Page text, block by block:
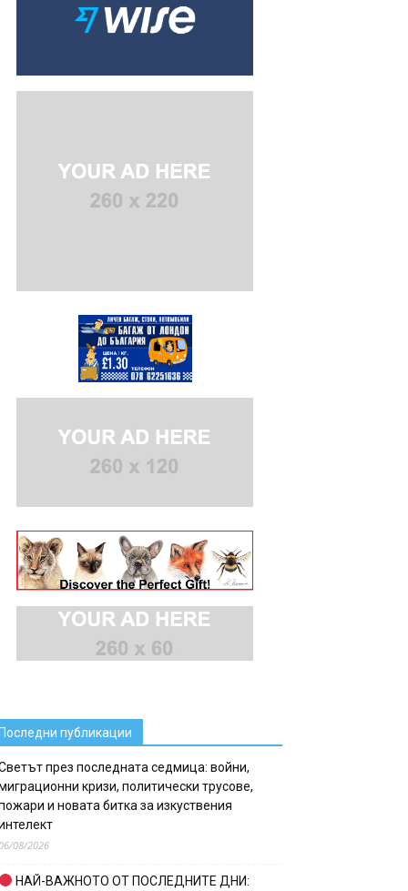
публикации
през последната седмица: войни,
кризи, политически трусове,
и новата битка за изкуствения
08/2026
НАЙ-ВАЖНОТО ОТ ПОСЛЕДНИТЕ ДНИ: